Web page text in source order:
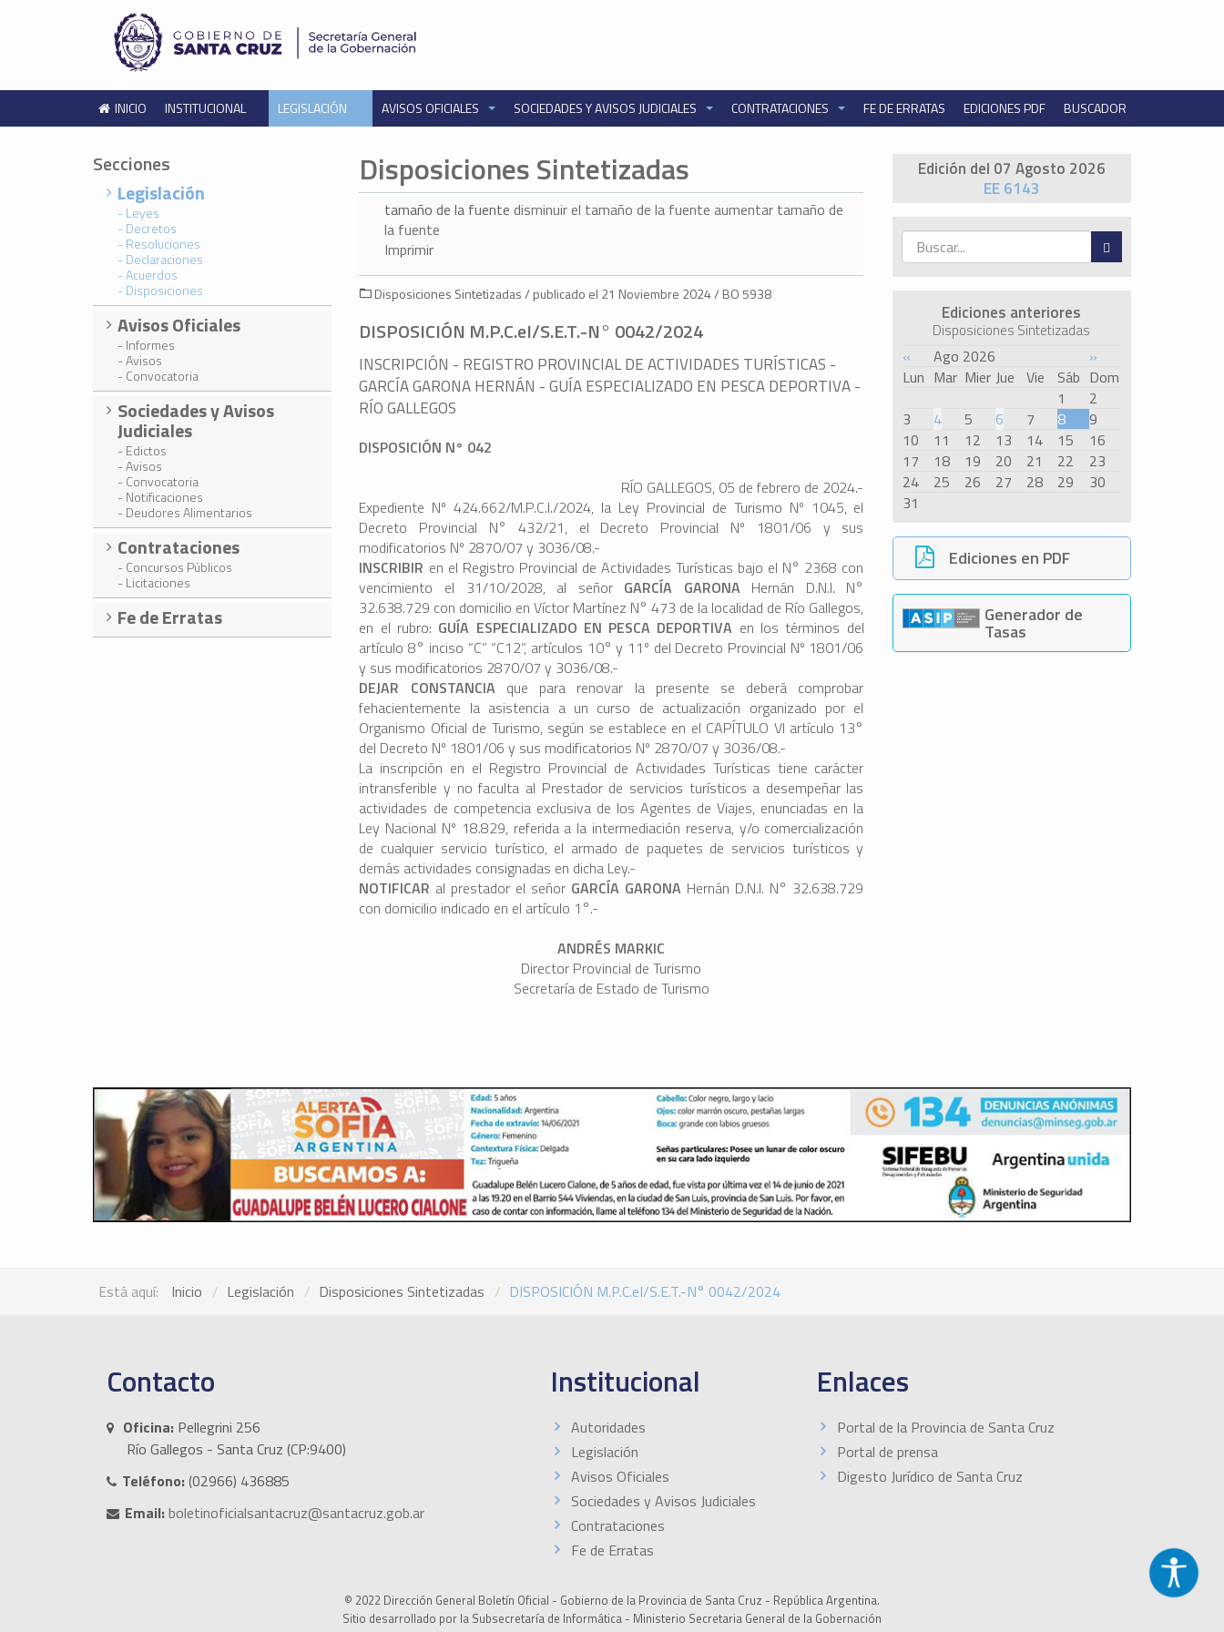
INICIO INSTITUCIONAL LEGISLACIÓN AVISOS OFICIALES SOCIEDADES Y AVISOS JUDICIALES CONTRATACIONES FE DE ERRATAS EDICIONES PDF BUSCADOR
Edición del 07 Agosto 2026
EE 6143
Ediciones anteriores
Disposiciones Sintetizadas
« Ago 2026
»
Lun Mar Mier Jue Vie Sáb Dom
1
2
3
4 5 6 7 8
9
10
11 12 13 14 15
16
17
18 19 20 21 22
23
24
25 26 27 28 29
30
31
Ediciones en PDF
Generador de
Tasas
Secciones
Legislación
- Leyes
- Decretos
- Resoluciones
- Declaraciones
- Acuerdos
- Disposiciones
Avisos Oficiales
- Informes
- Avisos
- Convocatoria
Sociedades y Avisos
Judiciales
- Edictos
- Avisos
- Convocatoria
- Notificaciones
- Deudores Alimentarios
Contrataciones
- Concursos Públicos
- Licitaciones
Fe de Erratas
Disposiciones Sintetizadas
tamaño de la fuente disminuir el tamaño de la fuente aumentar tamaño de
la fuente
Imprimir
Disposiciones Sintetizadas / publicado el 21 Noviembre 2024 / BO 5938
DISPOSICIÓN M.P.C.eI/S.E.T.-N° 0042/2024
INSCRIPCIÓN - REGISTRO PROVINCIAL DE ACTIVIDADES TURÍSTICAS -
GARCÍA GARONA HERNÁN - GUÍA ESPECIALIZADO EN PESCA DEPORTIVA -
RÍO GALLEGOS
DISPOSICIÓN N° 042
RÍO GALLEGOS, 05 de febrero de 2024.-
Expediente Nº 424.662/M.P.C.I./2024, la Ley Provincial de Turismo Nº 1045, el
Decreto Provincial N° 432/21, el Decreto Provincial Nº 1801/06 y sus
modificatorios Nº 2870/07 y 3036/08.-
INSCRIBIR en el Registro Provincial de Actividades Turísticas bajo el N° 2368 con
vencimiento el 31/10/2028, al señor GARCÍA GARONAHernán D.N.I. N°
32.638.729 con domicilio en Víctor Martínez N° 473 de la localidad de Río Gallegos,
en el rubro: GUÍA ESPECIALIZADO EN PESCA DEPORTIVA en los términos del
artículo 8° inciso “C” “C12”, artículos 10° y 11º del Decreto Provincial Nº 1801/06
y sus modificatorios 2870/07 y 3036/08.-
DEJAR CONSTANCIA que para renovar la presente se deberá comprobar
fehacientemente la asistencia a un curso de actualización organizado por el
Organismo Oficial de Turismo, según se establece en el CAPÍTULO VI artículo 13°
del Decreto Nº 1801/06 y sus modificatorios Nº 2870/07 y 3036/08.-
La inscripción en el Registro Provincial de Actividades Turísticas tiene carácter
intransferible y no faculta al Prestador de servicios turísticos a desempeñar las
actividades de competencia exclusiva de los Agentes de Viajes, enunciadas en la
Ley Nacional Nº 18.829, referida a la intermediación reserva, y/o comercialización
de cualquier servicio turístico, el armado de paquetes de servicios turísticos y
demás actividades consignadas en dicha Ley.-
NOTIFICAR al prestador el señor GARCÍA GARONA Hernán D.N.I. N° 32.638.729
con domicilio indicado en el artículo 1°.-
ANDRÉS MARKIC
Director Provincial de Turismo
Secretaría de Estado de Turismo
Está aquí: Inicio Legislación Disposiciones Sintetizadas DISPOSICIÓN M.P.C.eI/S.E.T.-N° 0042/2024
Contacto
Oficina: Pellegrini 256
Río Gallegos - Santa Cruz (CP:9400)
Teléfono:(02966) 436885
Email:boletinoficialsantacruz@santacruz.gob.ar
Institucional
Autoridades
Legislación
Avisos Oficiales
Sociedades y Avisos Judiciales
Contrataciones
Fe de Erratas
Enlaces
Portal de la Provincia de Santa Cruz
Portal de prensa
Digesto Jurídico de Santa Cruz
© 2022 Dirección General Boletín Oficial - Gobierno de la Provincia de Santa Cruz - República Argentina.
Sitio desarrollado por la Subsecretaría de Informática - Ministerio Secretaria General de la Gobernación